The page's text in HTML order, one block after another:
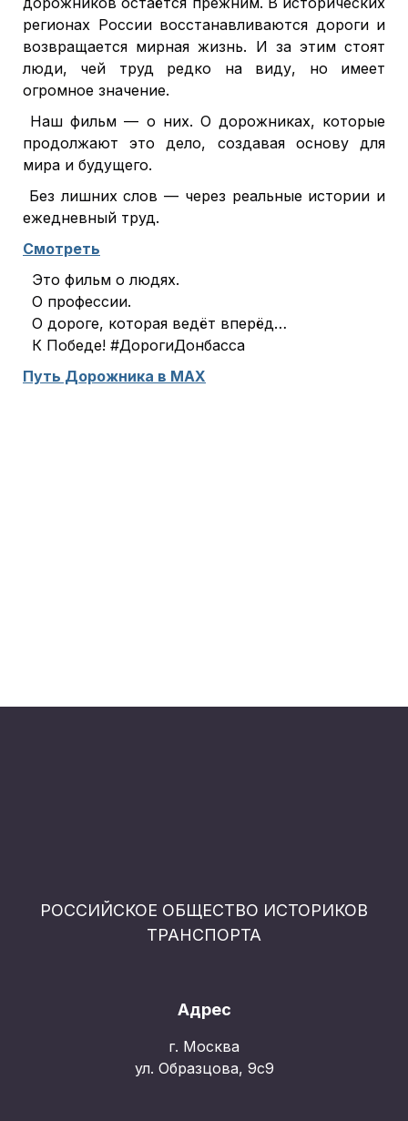
регионах России восстанавливаются дороги и
возвращается мирная жизнь. И за этим стоят
люди, чей труд редко на виду, но имеет
огромное значение.
Наш фильм — о них. О дорожниках, которые
продолжают это дело, создавая основу для
мира и будущего.
Без лишних слов — через реальные истории и
ежедневный труд.
Смотреть
Это фильм о людях.
О профессии.
О дороге, которая ведёт вперёд…
К Победе! #ДорогиДонбасса
Путь Дорожника в МАХ
РОССИЙСКОЕ ОБЩЕСТВО ИСТОРИКОВ
ТРАНСПОРТА
Адрес
г. Москва
ул. Образцова, 9с9